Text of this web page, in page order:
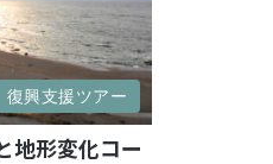
復興支援ツアー
地形変化コー